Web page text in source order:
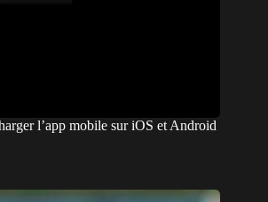
l’app mobile sur iOS et Android